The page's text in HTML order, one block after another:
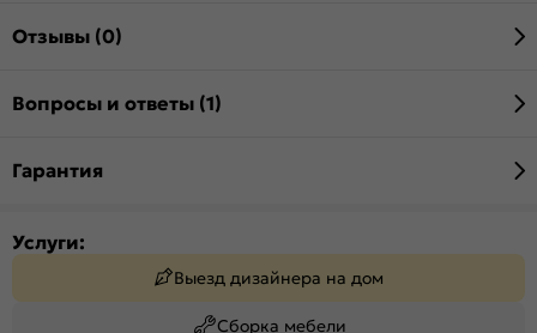
Отзывы (0)
Вопросы и ответы (1)
Гарантия
Услуги:
Выезд дизайнера на дом
Сборка мебели